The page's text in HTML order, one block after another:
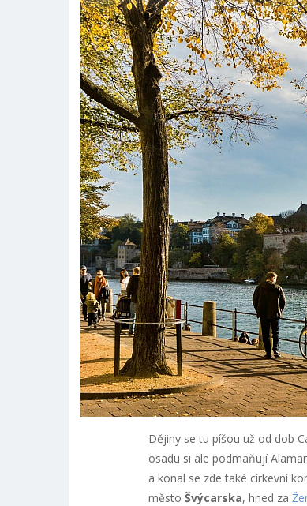
Dějiny se tu píšou už od dob
osadu si ale podmaňují
a konal se zde také církevní
město Švýcarska, hned za